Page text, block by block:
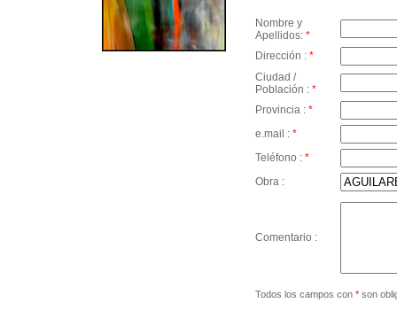
Nombre y
Apellidos: *
Dirección : *
Ciudad /
Población : *
Provincia : *
e.mail : *
Teléfono : *
Obra :
Comentario :
Todos los campos con *son